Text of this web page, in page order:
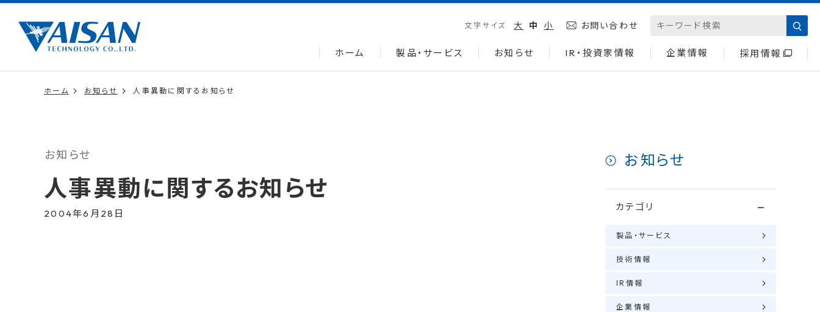
文字サイズ 大 中 小 お問い合わせ
ホーム 製品・サービス お知らせ IR・投資家情報 企業情報 採用情報
ホーム お知らせ 人事異動に関するお知らせ
お知らせ
人事異動に関するお知らせ
2004年6月28日
お知らせ
カテゴリ
製品・サービス
技術情報
IR情報
企業情報